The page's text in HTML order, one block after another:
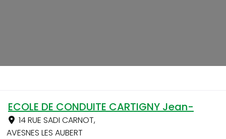
ECOLE DE CONDUITE CARTIGNY Jean-
14 RUE SADI CARNOT,
AVESNES LES AUBERT